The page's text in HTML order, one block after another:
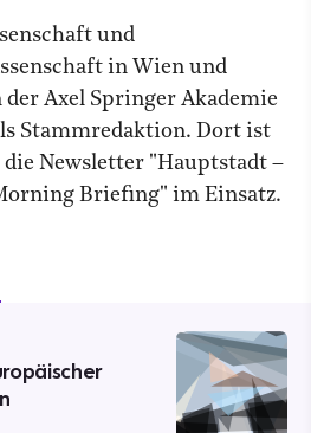
und
in Wien und
Axel Springer Akademie
Stammredaktion. Dort ist
Newsletter "Hauptstadt –
Briefing" im Einsatz.